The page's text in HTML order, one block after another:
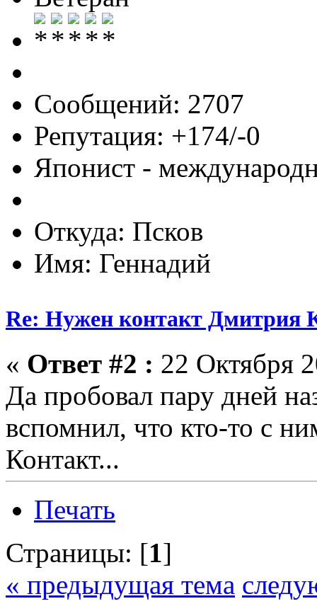
Сообщений: 2707
Репутация: +174/-0
Японист -
Откуда: Псков
Имя: Геннадий
Re: Нужен контакт Дмитрия
« Ответ #2 : 22 Октября
Да пробовал пару дней
вспомнил, что кто-то с
Контакт...
Печать
Страницы: [1]
« предыдущая тема